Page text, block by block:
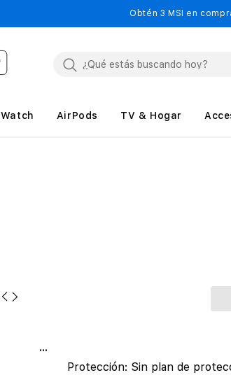
Obtén 3 MSI en
Watch AirPods TV & Hogar
...
Protección: Sin plan de